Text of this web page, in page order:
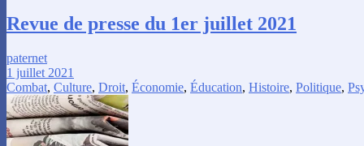
Revue de presse du 1er juillet 2021
paternet
1 juillet 2021
Combat, Culture, Droit, Économie, Éducation, Histoire, Politique,